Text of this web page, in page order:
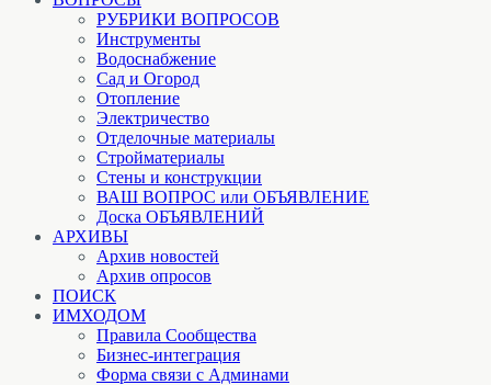
РУБРИКИ ВОПРОСОВ
Инструменты
Водоснабжение
Сад и Огород
Отопление
Электричество
Отделочные материалы
Стройматериалы
Стены и конструкции
ВАШ ВОПРОС или ОБЪЯВЛЕНИЕ
Доска ОБЪЯВЛЕНИЙ
АРХИВЫ
Архив новостей
Архив опросов
ПОИСК
ИМХОДОМ
Правила Сообщества
Бизнес-интеграция
Форма связи с Админами